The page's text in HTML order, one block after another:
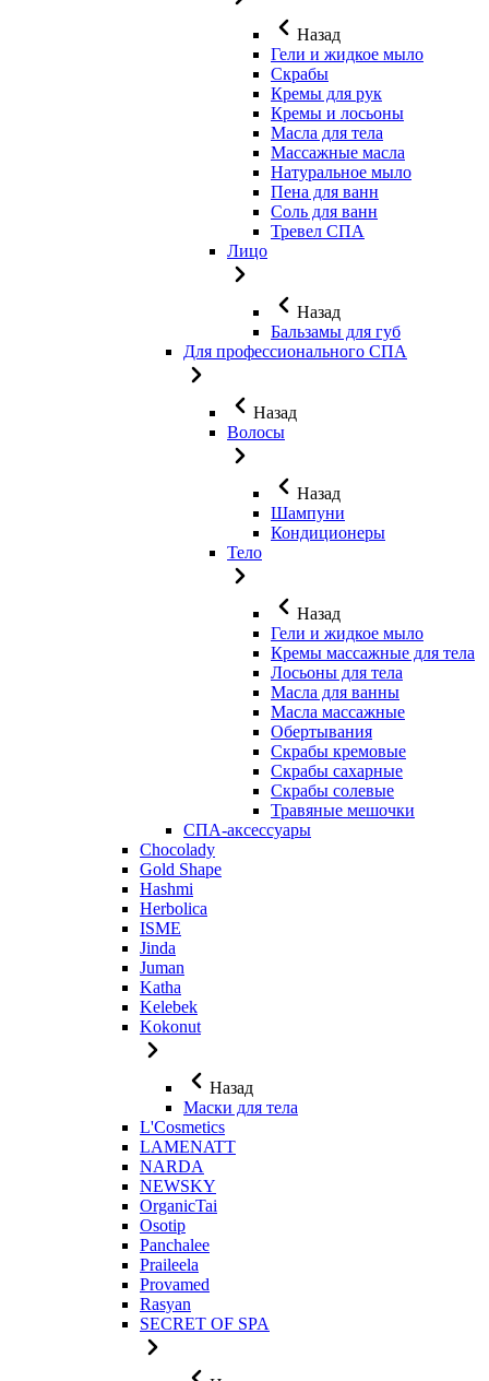
Назад
Гели и жидкое мыло
Скрабы
Кремы для рук
Кремы и лосьоны
Масла для тела
Массажные масла
Натуральное мыло
Пена для ванн
Соль для ванн
Тревел СПА
Лицо
Назад
Бальзамы для губ
Для профессионального СПА
Назад
Волосы
Назад
Шампуни
Кондиционеры
Тело
Назад
Гели и жидкое мыло
Кремы массажные для тела
Лосьоны для тела
Масла для ванны
Масла массажные
Обертывания
Скрабы кремовые
Скрабы сахарные
Скрабы солевые
Травяные мешочки
СПА-аксессуары
Chocolady
Gold Shape
Hashmi
Herbolica
ISME
Jinda
Juman
Katha
Kelebek
Kokonut
Назад
Маски для тела
L'Cosmetics
LAMENATT
NARDA
NEWSKY
OrganicTai
Osotip
Panchalee
Praileela
Provamed
Rasyan
SECRET OF SPA